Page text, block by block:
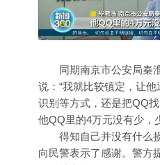
同期南京市公安局秦淮
说：“我就比较镇定，让
识别等方式，还是把QQ
他QQ里的4万元没有少，
得知自己并没有什么损
向民警表示了感谢。警方